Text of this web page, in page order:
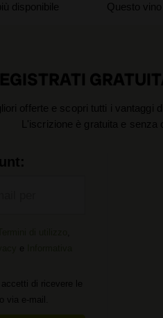
disponibile Questo
offerte e scopri tutti i vantaggi
L'iscrizione è gratuita e senza
di ricevere le
via e-mail.